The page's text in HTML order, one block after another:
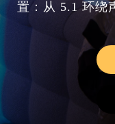
置：从 5.1 环绕